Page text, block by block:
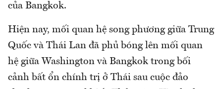
của Bangkok.
Hiện nay, mối quan hệ song phương giữa Trung
Quốc và Thái Lan đã phủ bóng lên mối quan
hệ giữa Washington và Bangkok trong bối
cảnh bất ổn chính trị ở Thái sau cuộc đảo